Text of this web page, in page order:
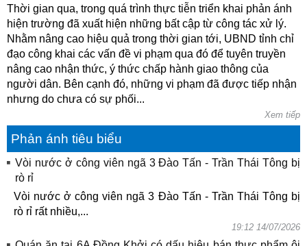
Thời gian qua, trong quá trình thực tiễn triển khai phản ánh
hiện trường đã xuất hiện những bất cập từ công tác xử lý.
Nhằm nâng cao hiệu quả trong thời gian tới, UBND tỉnh chỉ
đạo công khai các vấn đề vi phạm qua đó để tuyên truyền
nâng cao nhận thức, ý thức chấp hành giao thông của
người dân. Bên cạnh đó, những vi phạm đã được tiếp nhận
nhưng do chưa có sự phối...
Xem tiếp
Phản ánh tiêu biểu
Vòi nước ở công viên ngã 3 Đào Tấn - Trần Thái Tông bị
rò rỉ
Vòi nước ở công viên ngã 3 Đào Tấn - Trần Thái Tông bị
rò rỉ rất nhiều,...
19:12 14/07/2026